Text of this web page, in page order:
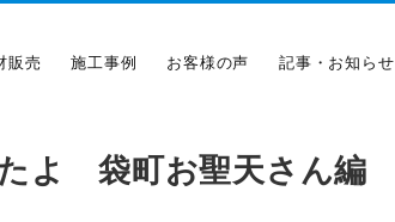
販売 施工事例 お客様の声 記事・お知らせ
よ 袋町お聖天さん編